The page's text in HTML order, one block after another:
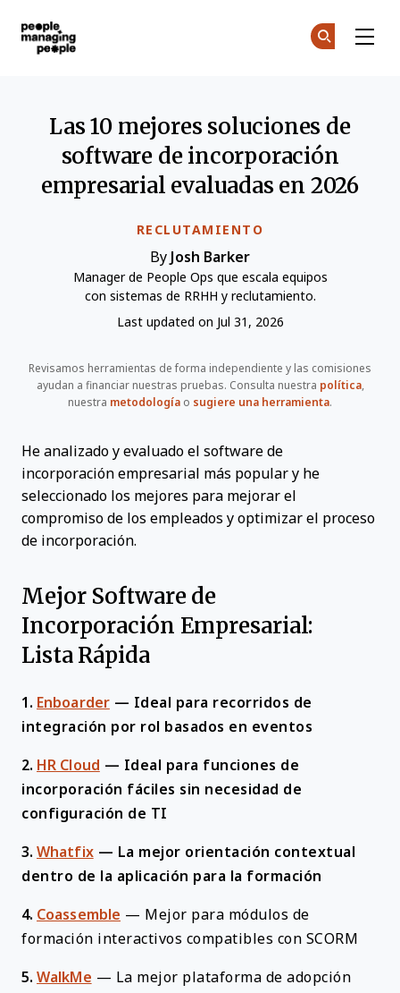
RECLUTAMIENTO
Las 10 mejores soluciones de
software de incorporación
empresarial evaluadas en 2026
By Josh Barker
Manager de People Ops que escala equipos
con sistemas de RRHH y reclutamiento.
Last updated on Jul 31, 2026
Revisamos herramientas de forma independiente y las comisiones
ayudan a financiar nuestras pruebas. Consulta nuestra política,
nuestra metodología o sugiere una herramienta.
He analizado y evaluado el software de
incorporación empresarial más popular y he
seleccionado los mejores para mejorar el
compromiso de los empleados y optimizar el proceso
de incorporación.
Mejor Software de
Incorporación Empresarial:
Lista Rápida
1. Enboarder — Ideal para recorridos de
integración por rol basados en eventos
2. HR Cloud — Ideal para funciones de
incorporación fáciles sin necesidad de
configuración de TI
3. Whatfix — La mejor orientación contextual
dentro de la aplicación para la formación
4. Coassemble — Mejor para módulos de
formación interactivos compatibles con SCORM
5. WalkMe — La mejor plataforma de adopción